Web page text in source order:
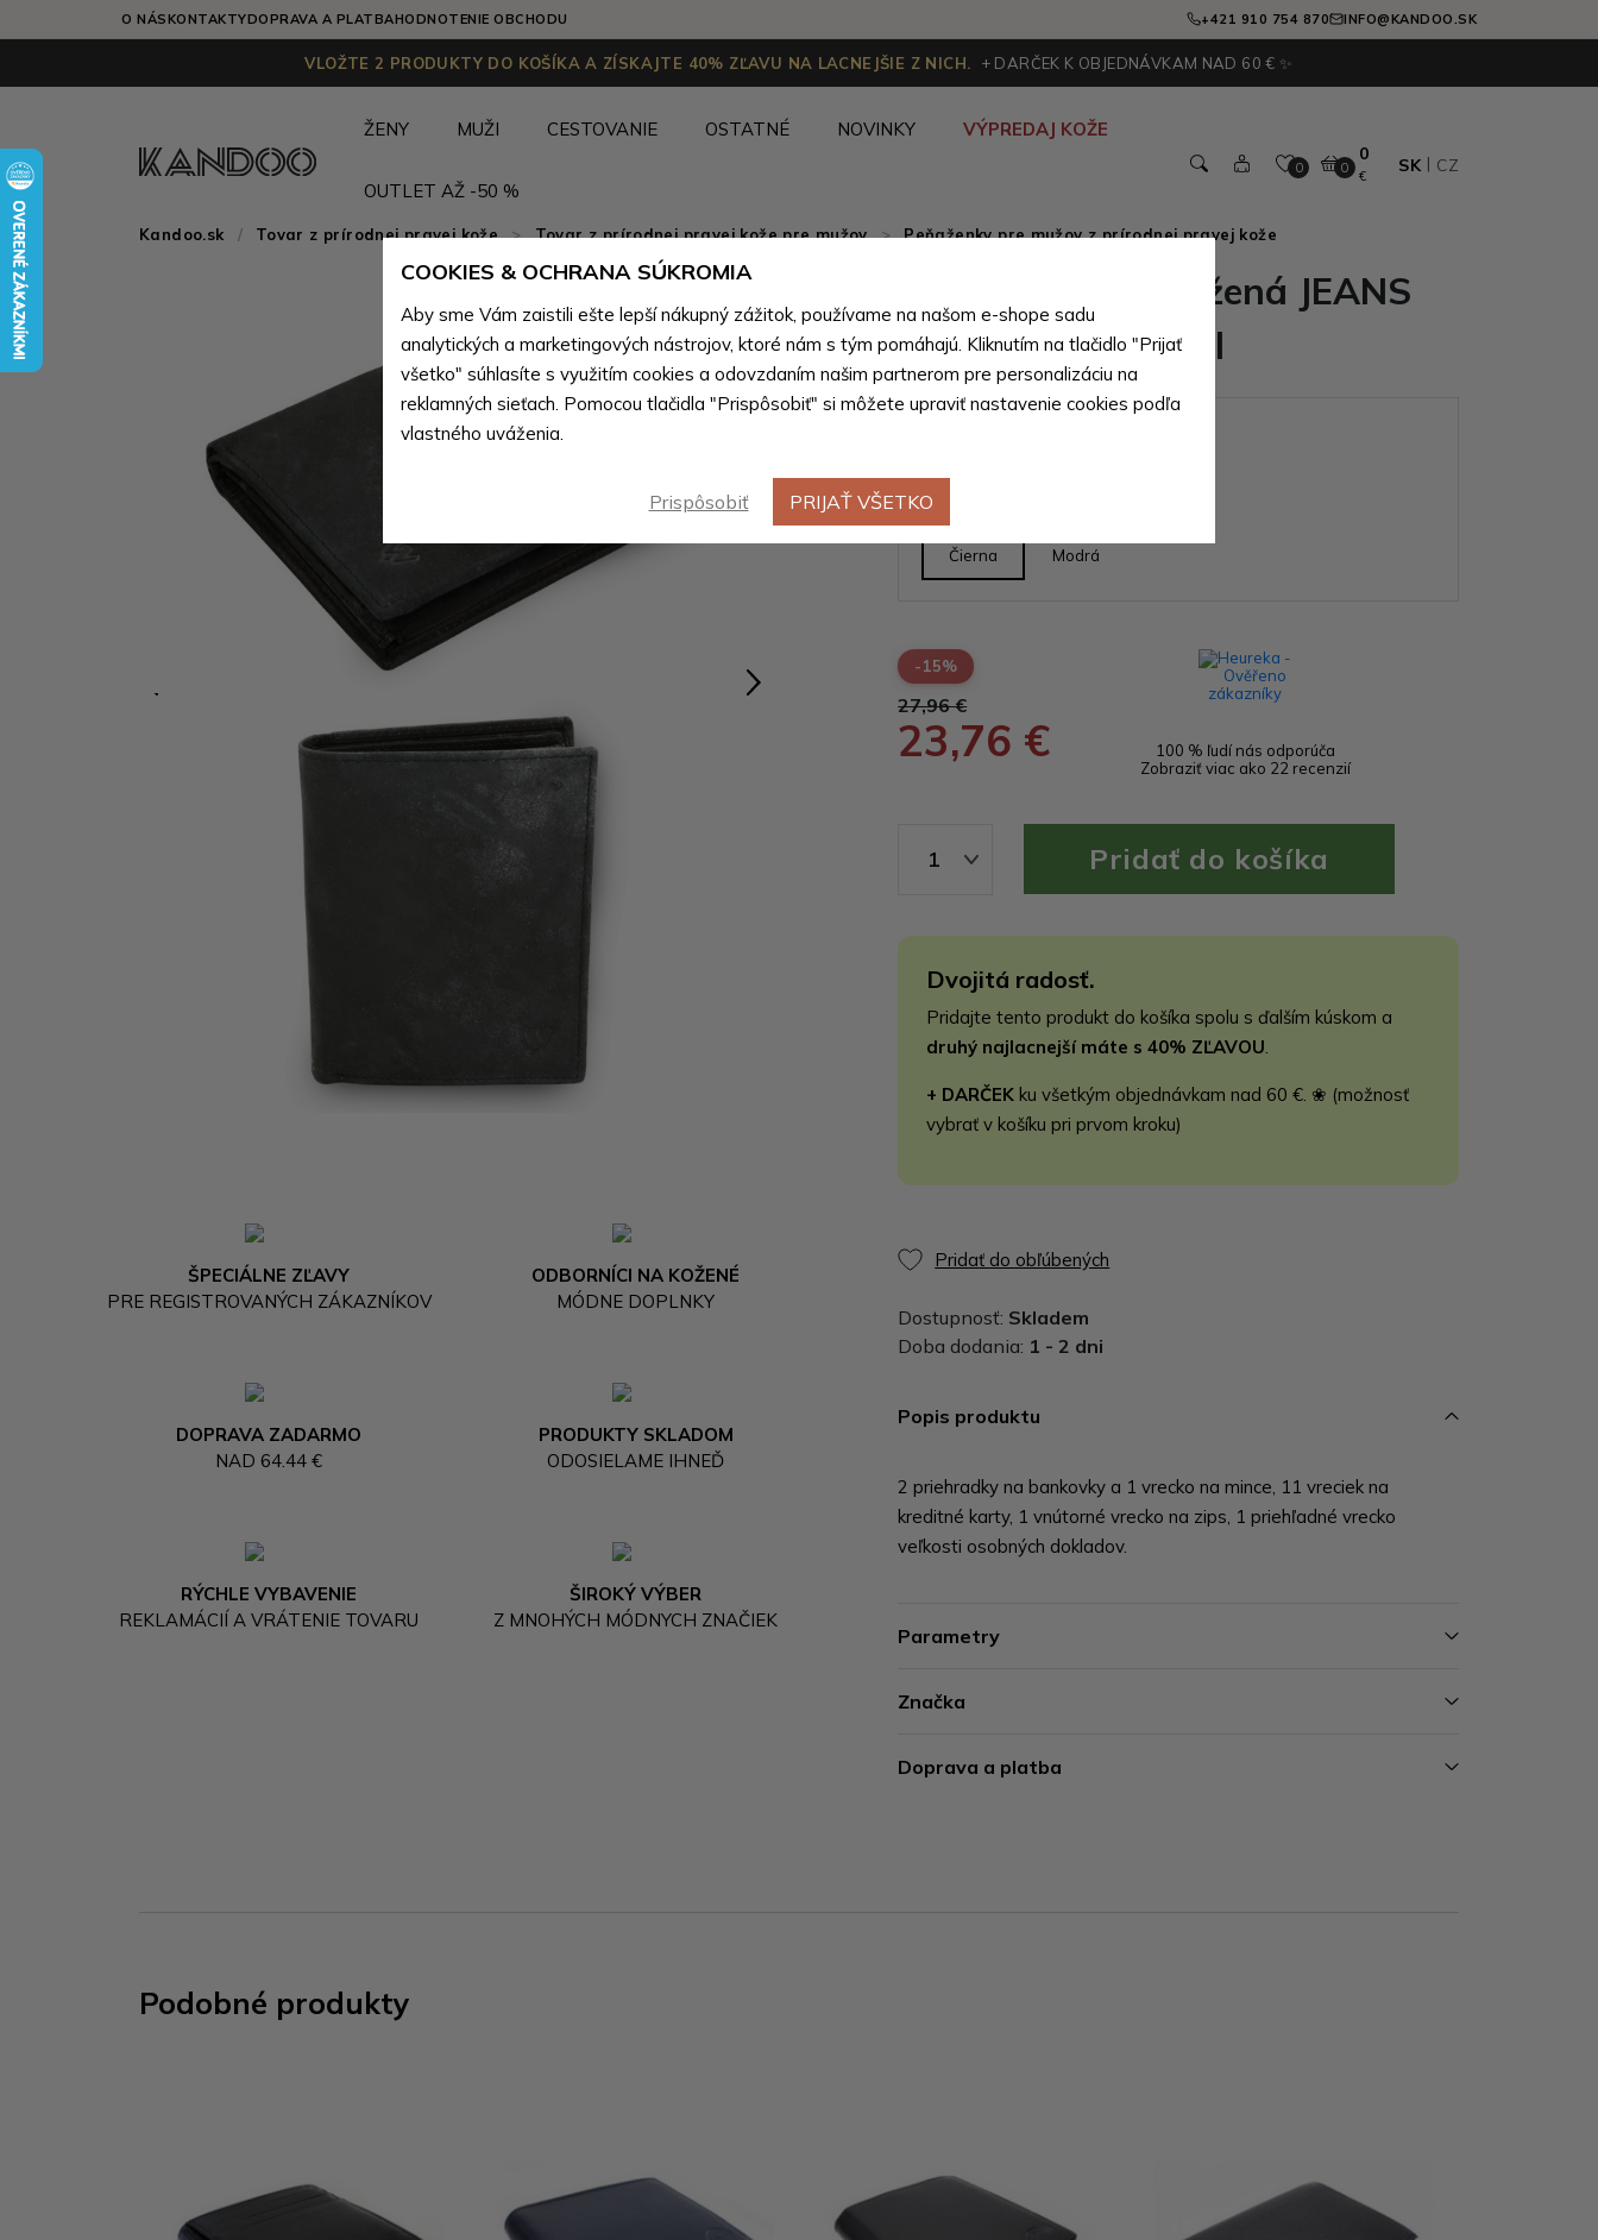
O NÁSKONTAKTYDOPRAVA A PLATBAHODNOTENIE OBCHODU +421 910 754 870 INFO@KANDOO.SK
VLOŽTE 2 PRODUKTY DO KOŠÍKA A ZÍSKAJTE 40% ZĽAVU NA LACNEJŠIE Z NICH. + DARČEK K OBJEDNÁVKAM NAD 60 € ✨
ŽENY MUŽI CESTOVANIE OSTATNÉ NOVINKY VÝPREDAJ KOŽE
OUTLET AŽ -50 %
0 0
0
€
SK CZ
Kandoo.sk Tovar z prírodnej pravej kože > Tovar z prírodnej pravej kože pre mužov > Peňaženky pre mužov z prírodnej pravej kože
ŠPECIÁLNE ZĽAVY
PRE REGISTROVANÝCH ZÁKAZNÍKOV
ODBORNÍCI NA KOŽENÉ
MÓDNE DOPLNKY
DOPRAVA ZADARMO
NAD 64.44 €
PRODUKTY SKLADOM
ODOSIELAME IHNEĎ
RÝCHLE VYBAVENIE
REKLAMÁCIÍ A VRÁTENIE TOVARU
ŠIROKÝ VÝBER
Z MNOHÝCH MÓDNYCH ZNAČIEK
Čierna pánska kožená JEANS
peňaženka Raffael
Čierna Modrá
-15%
27,96 €
23,76 €
100 % ľudí nás odporúča
Zobraziť viac ako 22 recenzií
1
Dvojitá radosť.
Pridajte tento produkt do košíka spolu s ďalším kúskom a
druhý najlacnejší máte s 40% ZĽAVOU.
+ DARČEK ku všetkým objednávkam nad 60 €. ❀ (možnosť
vybrať v košíku pri prvom kroku)
Pridať do obľúbených
Dostupnosť: Skladem
Doba dodania: 1 - 2 dni
Popis produktu
2 priehradky na bankovky a 1 vrecko na mince, 11 vreciek na
kreditné karty, 1 vnútorné vrecko na zips, 1 priehľadné vrecko
veľkosti osobných dokladov.
Parametry
Značka
Doprava a platba
Podobné produkty
COOKIES & OCHRANA SÚKROMIA
Aby sme Vám zaistili ešte lepší nákupný zážitok, používame na našom e-shope sadu
analytických a marketingových nástrojov, ktoré nám s tým pomáhajú. Kliknutím na tlačidlo "Prijať
všetko" súhlasíte s využitím cookies a odovzdaním našim partnerom pre personalizáciu na
reklamných sieťach. Pomocou tlačidla "Prispôsobiť" si môžete upraviť nastavenie cookies podľa
vlastného uváženia.
Prispôsobiť PRIJAŤ VŠETKO